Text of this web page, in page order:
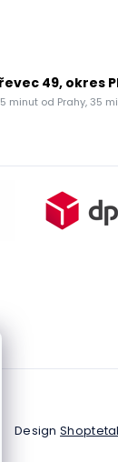
49, okres
minut od Prahy, 35
Design